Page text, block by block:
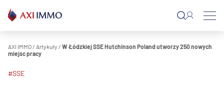
do
treści
AXI IMMO / Artykuły / W Łódzkiej SSE Hutchinson Poland utworzy 250 nowych
miejsc pracy
#SSE